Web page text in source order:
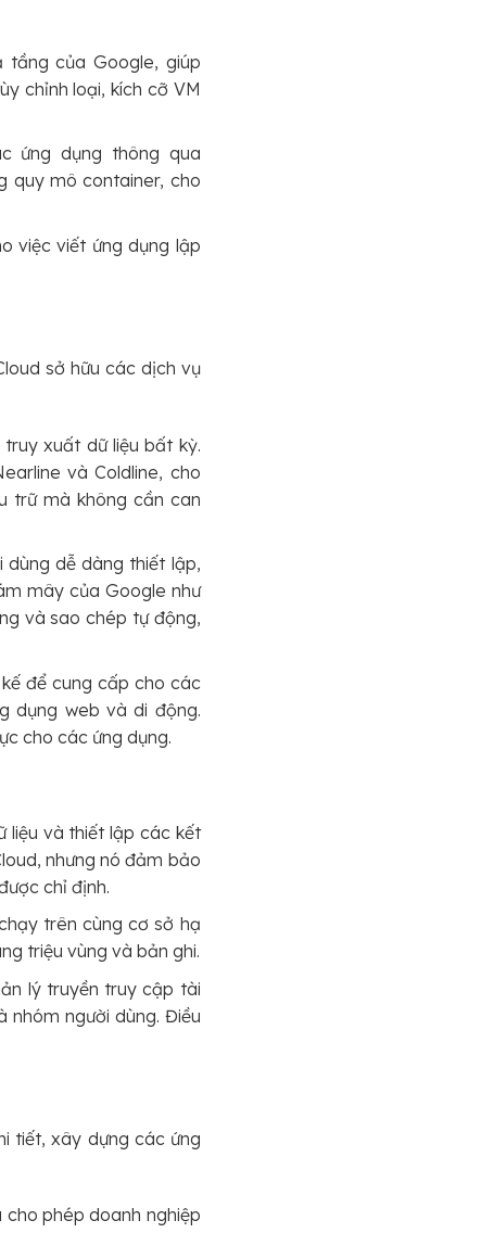
của Google, giúp
chỉnh loại, kích cỡ VM
ứng dụng thông qua
quy mô container, cho
việc viết ứng dụng lập
sở hữu các dịch vụ
xuất dữ liệu bất kỳ.
và Coldline, cho
trữ mà không cần can
dễ dàng thiết lập,
mây của Google như
và sao chép tự động,
để cung cấp cho các
dụng web và di động.
cho các ứng dụng.
liệu và thiết lập các kết
nhưng nó đảm bảo
chỉ định.
trên cùng cơ sở hạ
triệu vùng và bản ghi.
lý truyền truy cập tài
nhóm người dùng. Điều
tiết, xây dựng các ứng
cho phép doanh nghiệp